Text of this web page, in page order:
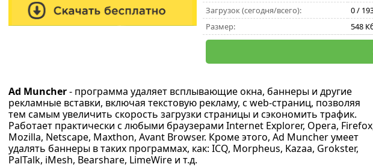
Загрузок (сегодня/всего):
0 /
Размер:
548
Ad Muncher- программа удаляет всплывающие окна, баннеры и другие
рекламные вставки, включая текстовую рекламу, с web-страниц, позволяя
тем самым увеличить скорость загрузки страницы и сэкономить трафик.
Работает практически с любыми браузерами Internet Explorer, Opera,
Mozilla, Netscape, Maxthon, Avant Browser. Кроме этого, Ad Muncher умеет
удалять баннеры в таких программах, как: ICQ, Morpheus, Kazaa, Grokster,
PalTalk, iMesh, Bearshare, LimeWire и т.д.